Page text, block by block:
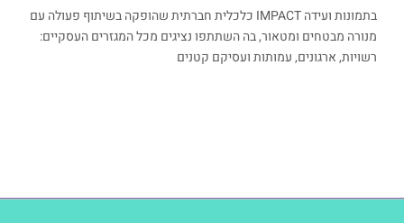
בתמונות ועידה IMPACT כלכלית חברתית שהופקה בשיתוף פעולה עם
מנורה מבטחים ומטאור, בה השתתפו נציגים מכל המגזרים העסקיים:
רשויות, ארגונים, עמותות ועסיקם קטנים